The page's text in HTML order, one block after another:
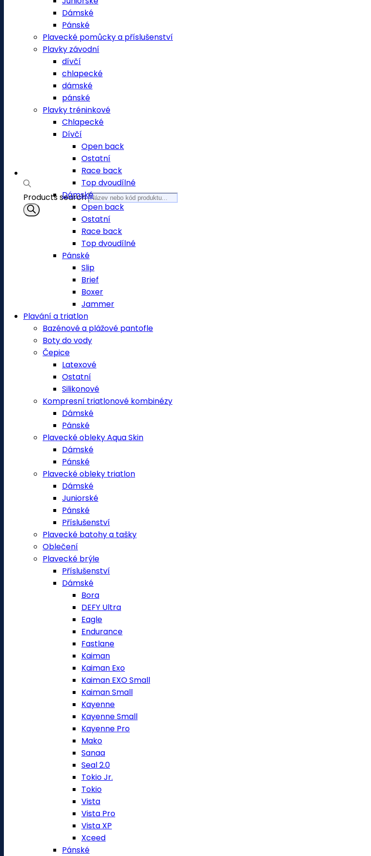
Products search
Dámské
Pánské
Plavecké pomůcky a příslušenství
Plavky závodní
dívčí
chlapecké
dámské
pánské
Plavky tréninkové
Chlapecké
Dívčí
Open back
Ostatní
Race back
Top dvoudílné
Dámské
Open back
Ostatní
Race back
Top dvoudílné
Pánské
Slip
Brief
Boxer
Jammer
Plavání a triatlon
Bazénové a plážové pantofle
Boty do vody
Čepice
Latexové
Ostatní
Silikonové
Kompresní triatlonové kombinézy
Dámské
Pánské
Plavecké obleky Aqua Skin
Dámské
Pánské
Plavecké obleky triatlon
Dámské
Juniorské
Pánské
Příslušenství
Plavecké batohy a tašky
Oblečení
Plavecké brýle
Příslušenství
Dámské
Bora
DEFY Ultra
Eagle
Endurance
Fastlane
Kaiman
Kaiman Exo
Kaiman EXO Small
Kaiman Small
Kayenne
Kayenne Small
Kayenne Pro
Mako
Sanaa
Seal 2.0
Tokio Jr.
Tokio
Vista
Vista Pro
Vista XP
Xceed
Pánské